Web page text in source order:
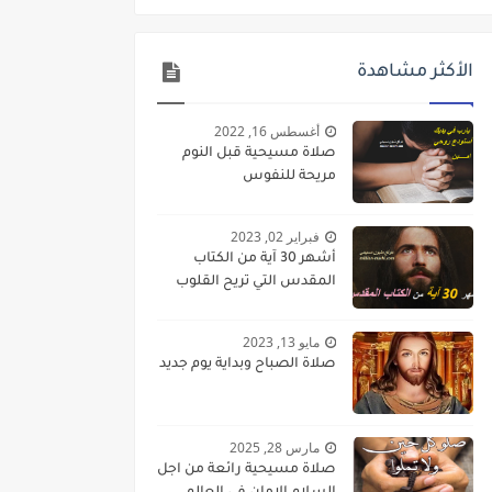
الأكثر مشاهدة
أغسطس 16, 2022
صلاة مسيحية قبل النوم
مريحة للنفوس
فبراير 02, 2023
أشهر 30 آية من الكتاب
المقدس التي تريح القلوب
مايو 13, 2023
صلاة الصباح وبداية يوم جديد
مارس 28, 2025
صلاة مسيحية رائعة من اجل